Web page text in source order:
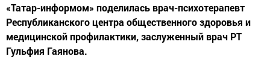
«Татар-информом» поделилась врач-психотерапевт
Республиканского центра общественного здоровья и
медицинской профилактики, заслуженный врач РТ
Гульфия Гаянова.